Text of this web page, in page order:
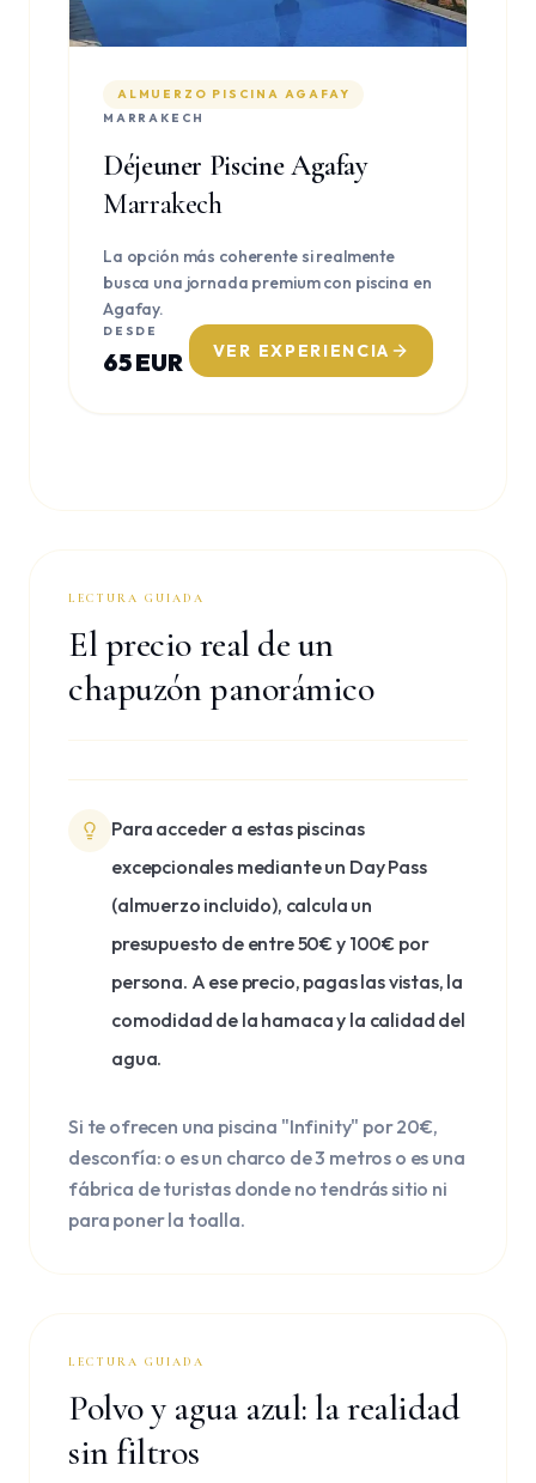
ALMUERZO PISCINA AGAFAY
MARRAKECH
Déjeuner Piscine Agafay
Marrakech
La opción más coherente si realmente
busca una jornada premium con piscina en
Agafay.
DESDE
65 EUR VER EXPERIENCIA
LECTURA GUIADA
El precio real de un
chapuzón panorámico
Para acceder a estas piscinas
excepcionales mediante un Day Pass
(almuerzo incluido), calcula un
presupuesto de entre 50€ y 100€ por
persona. A ese precio, pagas las vistas, la
comodidad de la hamaca y la calidad del
agua.
Si te ofrecen una piscina "Infinity" por 20€,
desconfía: o es un charco de 3 metros o es una
fábrica de turistas donde no tendrás sitio ni
para poner la toalla.
LECTURA GUIADA
Polvo y agua azul: la realidad
sin filtros